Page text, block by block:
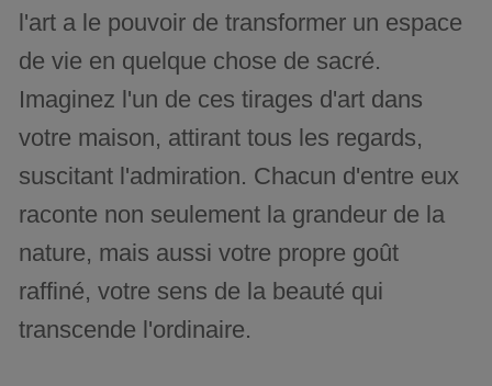
l'art a le pouvoir de transformer un espace
de vie en quelque chose de sacré.
Imaginez l'un de ces tirages d'art dans
votre maison, attirant tous les regards,
suscitant l'admiration. Chacun d'entre eux
raconte non seulement la grandeur de la
nature, mais aussi votre propre goût
raffiné, votre sens de la beauté qui
transcende l'ordinaire.